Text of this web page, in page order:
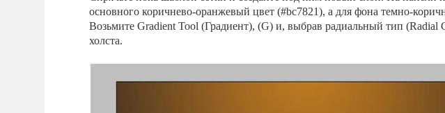
основного коричнево-оранжевый цвет (#bc7821), а для фона темно-
Возьмите Gradient Tool (Градиент), (G) и, выбрав радиальный тип (Radial
холста.